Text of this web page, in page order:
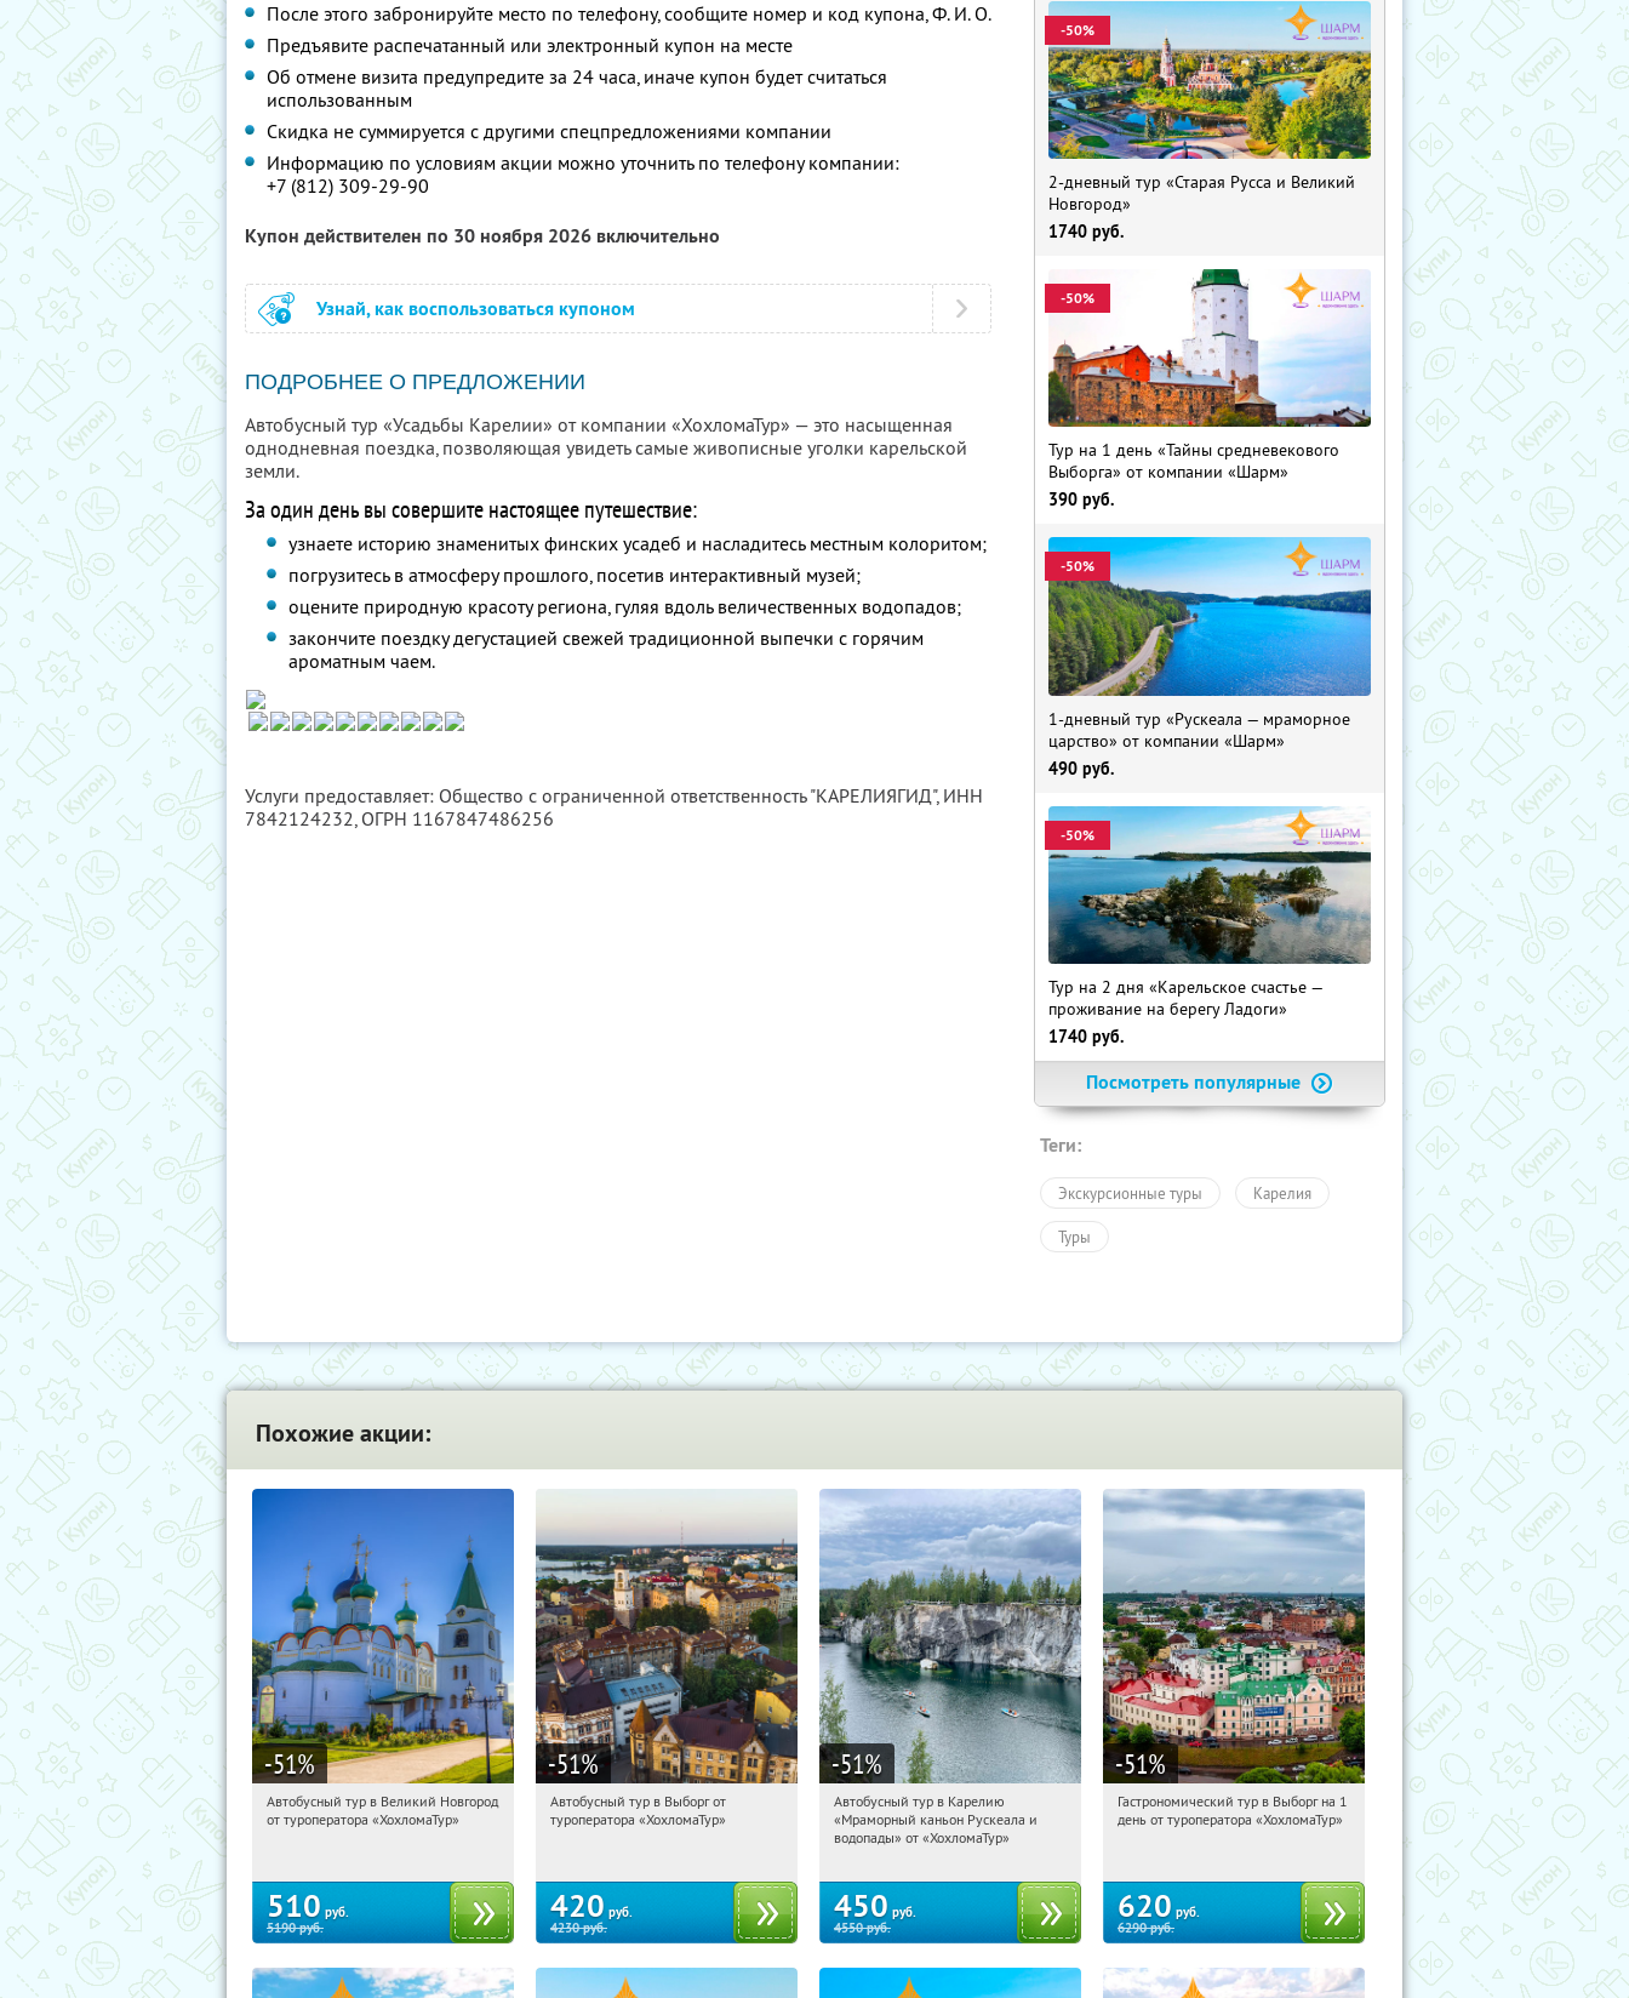
После этого забронируйте место по телефону, сообщите номер и код купона, Ф. И. О.
Предъявите распечатанный или электронный купон на месте
Об отмене визита предупредите за 24 часа, иначе купон будет считаться
использованным
Скидка не суммируется с другими спецпредложениями компании
Информацию по условиям акции можно уточнить по телефону компании:
+7 (812) 309-29-90
Купон действителен по 30 ноября 2026 включительно
Узнай, как воспользоваться купоном
ПОДРОБНЕЕ О ПРЕДЛОЖЕНИИ
Автобусный тур «Усадьбы Карелии» от компании «ХохломаТур» — это насыщенная
однодневная поездка, позволяющая увидеть самые живописные уголки карельской
земли.
За один день вы совершите настоящее путешествие:
узнаете историю знаменитых финских усадеб и насладитесь местным колоритом;
погрузитесь в атмосферу прошлого, посетив интерактивный музей;
оцените природную красоту региона, гуляя вдоль величественных водопадов;
закончите поездку дегустацией свежей традиционной выпечки с горячим
ароматным чаем.
Услуги предоставляет: Общество с ограниченной ответственность "КАРЕЛИЯГИД", ИНН
7842124232, ОГРН 1167847486256
-50%
2-дневный тур «Старая Русса и Великий
Новгород»
1740 руб.
-50%
Тур на 1 день «Тайны средневекового
Выборга» от компании «Шарм»
390 руб.
-50%
1-дневный тур «Рускеала — мраморное
царство» от компании «Шарм»
490 руб.
-50%
Тур на 2 дня «Карельское счастье —
проживание на берегу Ладоги»
1740 руб.
Посмотреть популярные
Теги:
Экскурсионные туры Карелия
Туры
Похожие акции:
-51%
20:05:12 Купили:2
Автобусный тур в Великий Новгород
от туроператора «ХохломаТур»
510 руб.
5190руб.
-51%
20:05:12 Купили:
Автобусный тур в Выборг от
туроператора «ХохломаТур»
420 руб.
4230руб.
-51%
20:05:12 Купили:
Сенная площадь
Автобусный тур в Карелию
«Мраморный каньон Рускеала и
водопады» от «ХохломаТур»
450 руб.
4550руб.
-51%
20:05:12 Купили:5
Гастрономический тур в Выборг на 1
день от туроператора «ХохломаТур»
620 руб.
6290руб.